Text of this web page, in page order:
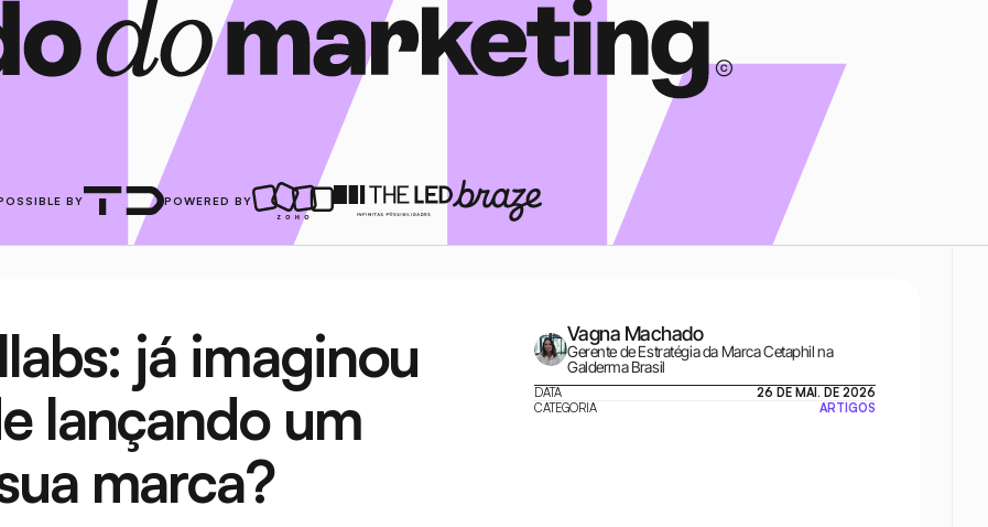
BY POWERED BY
já imaginou
lançando um
marca?
Vagna Machado
Gerente de Estratégia da Marca Cetaphil na
Galderma Brasil
DATA
26 DE MAI. DE 2026
CATEGORIA
ARTIGOS